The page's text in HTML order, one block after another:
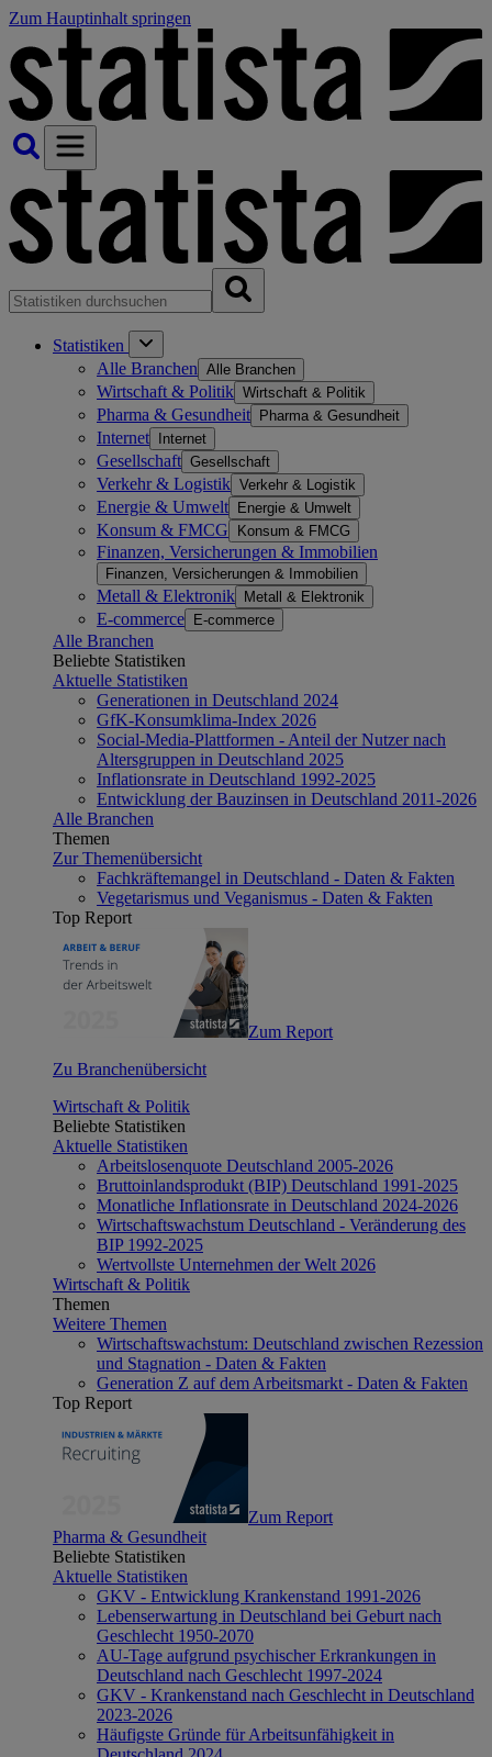
Zum Hauptinhalt springen
Statistiken
Alle Branchen Alle Branchen
Wirtschaft & Politik Wirtschaft & Politik
Pharma & Gesundheit Pharma & Gesundheit
Internet Internet
Gesellschaft Gesellschaft
Verkehr & Logistik Verkehr & Logistik
Energie & Umwelt Energie & Umwelt
Konsum & FMCG Konsum & FMCG
Finanzen, Versicherungen & Immobilien
Finanzen, Versicherungen & Immobilien
Metall & Elektronik Metall & Elektronik
E-commerce E-commerce
Alle Branchen
Beliebte Statistiken
Aktuelle Statistiken
Generationen in Deutschland 2024
GfK-Konsumklima-Index 2026
Social-Media-Plattformen - Anteil der Nutzer nach
Altersgruppen in Deutschland 2025
Inflationsrate in Deutschland 1992-2025
Entwicklung der Bauzinsen in Deutschland 2011-2026
Alle Branchen
Themen
Zur Themenübersicht
Fachkräftemangel in Deutschland - Daten & Fakten
Vegetarismus und Veganismus - Daten & Fakten
Top Report
Zum Report
Zu Branchenübersicht
Wirtschaft & Politik
Beliebte Statistiken
Aktuelle Statistiken
Arbeitslosenquote Deutschland 2005-2026
Bruttoinlandsprodukt (BIP) Deutschland 1991-2025
Monatliche Inflationsrate in Deutschland 2024-2026
Wirtschaftswachstum Deutschland - Veränderung des
BIP 1992-2025
Wertvollste Unternehmen der Welt 2026
Wirtschaft & Politik
Themen
Weitere Themen
Wirtschaftswachstum: Deutschland zwischen Rezession
und Stagnation - Daten & Fakten
Generation Z auf dem Arbeitsmarkt - Daten & Fakten
Top Report
Zum Report
Pharma & Gesundheit
Beliebte Statistiken
Aktuelle Statistiken
GKV - Entwicklung Krankenstand 1991-2026
Lebenserwartung in Deutschland bei Geburt nach
Geschlecht 1950-2070
AU-Tage aufgrund psychischer Erkrankungen in
Deutschland nach Geschlecht 1997-2024
GKV - Krankenstand nach Geschlecht in Deutschland
2023-2026
Häufigste Gründe für Arbeitsunfähigkeit in